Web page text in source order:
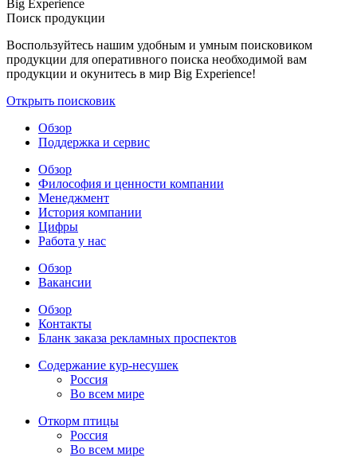
Big Experience
Поиск продукции
Воспользуйтесь нашим удобным и умным поисковиком
продукции для оперативного поиска необходимой вам
продукции и окунитесь в мир Big Experience!
Открыть поисковик
Обзор
Поддержка и сервис
Обзор
Философия и ценности компании
Менеджмент
История компании
Цифры
Работа у нас
Обзор
Вакансии
Обзор
Контакты
Бланк заказа рекламных проспектов
Содержание кур-несушек
Россия
Во всем мире
Откорм птицы
Россия
Во всем мире